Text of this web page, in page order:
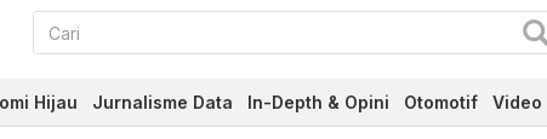
Hijau Jurnalisme Data In-Depth & Opini Otomotif Video